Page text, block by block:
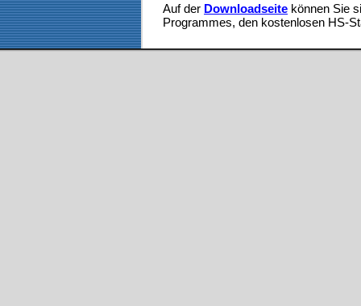
Auf der Downloadseite können Sie
Programmes, den kostenlosen HS-